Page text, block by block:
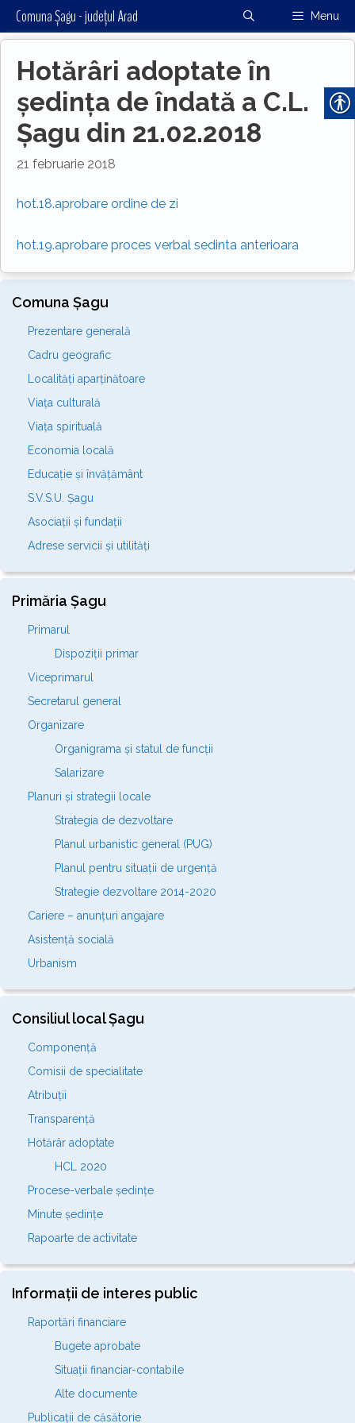
Sari
la
Comuna Șagu - județul Arad Menu
Hotărâri adoptate în
ședința de îndată a C.L.
Șagu din 21.02.2018
21 februarie 2018
hot.18.aprobare ordine de zi
hot.19.aprobare proces verbal sedinta anterioara
Comuna Șagu
Prezentare generală
Cadru geografic
Localități aparținătoare
Viața culturală
Viața spirituală
Economia locală
Educație și învățământ
S.V.S.U. Șagu
Asociații și fundații
Adrese servicii și utilități
Primăria Șagu
Primarul
Dispoziții primar
Viceprimarul
Secretarul general
Organizare
Organigrama și statul de funcții
Salarizare
Planuri și strategii locale
Strategia de dezvoltare
Planul urbanistic general (PUG)
Planul pentru situații de urgență
Strategie dezvoltare 2014-2020
Cariere – anunțuri angajare
Asistență socială
Urbanism
Consiliul local Șagu
Componență
Comisii de specialitate
Atribuții
Transparență
Hotărâr adoptate
HCL 2020
Procese-verbale ședințe
Minute ședințe
Rapoarte de activitate
Informații de interes public
Raportări financiare
Bugete aprobate
Situații financiar-contabile
Alte documente
Publicații de căsătorie